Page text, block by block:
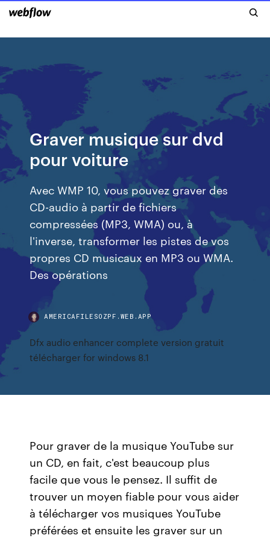
Graver musique sur dvd
pour voiture
Avec WMP 10, vous pouvez graver des
CD-audio à partir de fichiers
compressées (MP3, WMA) ou, à
l'inverse, transformer les pistes de vos
propres CD musicaux en MP3 ou WMA.
Des opérations
AMERICAFILESOZPF.WEB.APP
Dfx audio enhancer complete version gratuit
télécharger for windows 8.1
Pour graver de la musique YouTube sur
un CD, en fait, c'est beaucoup plus
facile que vous le pensez. Il suffit de
trouver un moyen fiable pour vous aider
à télécharger vos musiques YouTube
préférées et ensuite les graver sur un